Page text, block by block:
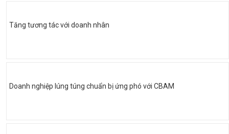
Tăng tương tác với doanh nhân
Doanh nghiệp lúng túng chuẩn bị ứng phó với CBAM